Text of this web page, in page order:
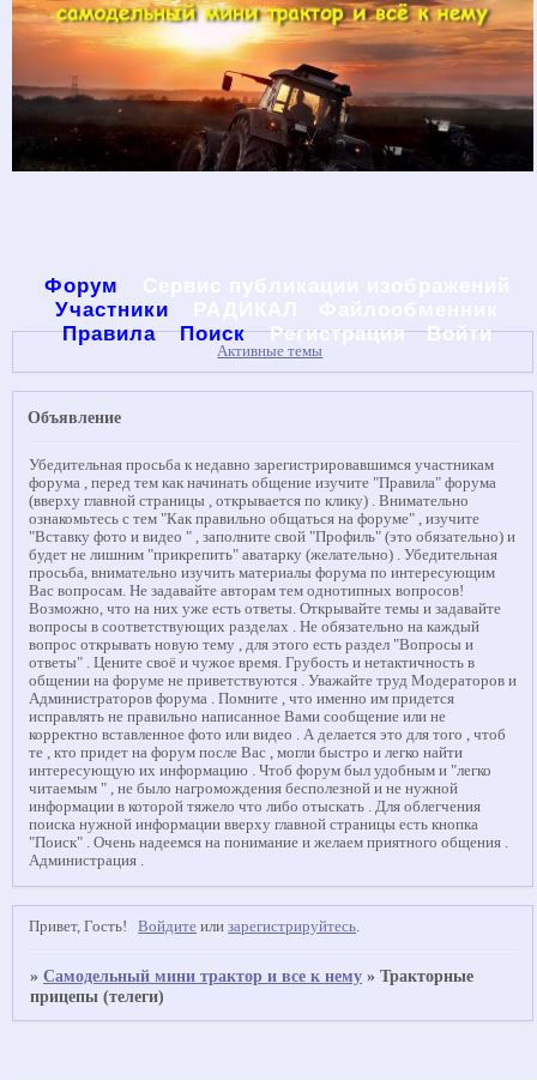
Форум
Участники
Правила
Поиск Регистрация Войти
Активные темы
Объявление
Убедительная просьба к недавно зарегистрировавшимся участникам
форума , перед тем как начинать общение изучите "Правила" форума
(вверху главной страницы , открывается по клику) . Внимательно
ознакомьтесь с тем "Как правильно общаться на форуме" , изучите
"Вставку фото и видео " , заполните свой "Профиль" (это обязательно) и
будет не лишним "прикрепить" аватарку (желательно) . Убедительная
просьба, внимательно изучить материалы форума по интересующим
Вас вопросам. Не задавайте авторам тем однотипных вопросов!
Возможно, что на них уже есть ответы. Открывайте темы и задавайте
вопросы в соответствующих разделах . Не обязательно на каждый
вопрос открывать новую тему , для этого есть раздел "Вопросы и
ответы" . Цените своё и чужое время. Грубость и нетактичность в
общении на форуме не приветствуются . Уважайте труд Модераторов и
Администраторов форума . Помните , что именно им придется
исправлять не правильно написанное Вами сообщение или не
корректно вставленное фото или видео . А делается это для того , чтоб
те , кто придет на форум после Вас , могли быстро и легко найти
интересующую их информацию . Чтоб форум был удобным и "легко
читаемым " , не было нагромождения бесполезной и не нужной
информации в которой тяжело что либо отыскать . Для облегчения
поиска нужной информации вверху главной страницы есть кнопка
"Поиск" . Очень надеемся на понимание и желаем приятного общения .
Администрация .
Привет, Гость! Войдите илизарегистрируйтесь.
»Самодельный мини трактор и все к нему »Тракторные
прицепы (телеги)